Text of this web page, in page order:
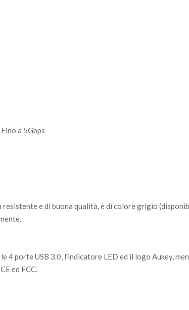
a 5Gbps
e di buona qualità, è di colore grigio
4 porte USB 3.0, l’indicatore LED ed il logo Aukey,
ed FCC.